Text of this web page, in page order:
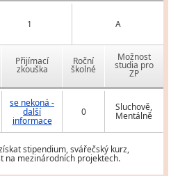
1 A
Přijímací
zkouška
Roční
školné
Možnost
studia pro
ZP
se nekoná -
další
informace
0 Sluchově,
Mentálně
stipendium, svářečský kurz,
na mezinárodních projektech.